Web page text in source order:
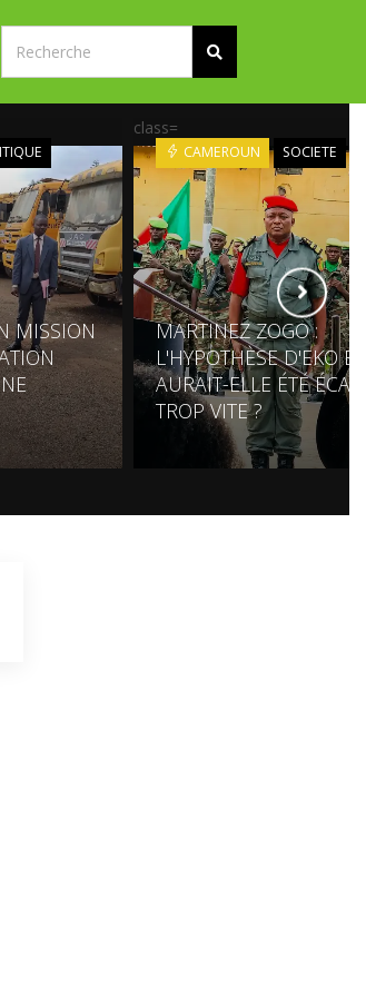
MISSION
class=
CAMEROUN SOCIETE
MARTINEZ ZOGO :
L'HYPOTHÈSE D'EKO
AURAIT-ELLE ÉTÉ
TROP VITE ?